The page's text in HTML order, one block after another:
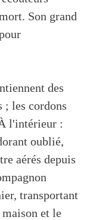
Son grand
des
; les cordons
l'intérieur :
oublié,
aérés depuis
transportant
et le